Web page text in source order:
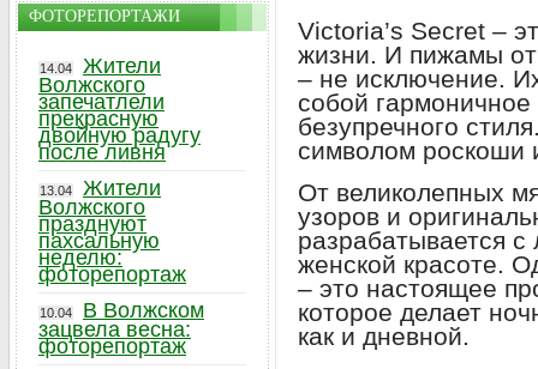
Victoria’s Secret –
жизни. И пижамы от
– не исключение.
собой
безупречного
символом роскоши
От великолепных
узоров и
разрабатывается
женской красоте.
– это настоящее
которое делает
как и дневной.
ФОТОРЕПОРТАЖИ
14.04
Жители
Волжского
запечатлели
прекрасную
двойную радугу
после ливня
13.04
Жители
Волжского
празднуют
пахсальную
неделю:
фоторепортаж
10.04
В Волжском
зацвела весна:
фоторепортаж